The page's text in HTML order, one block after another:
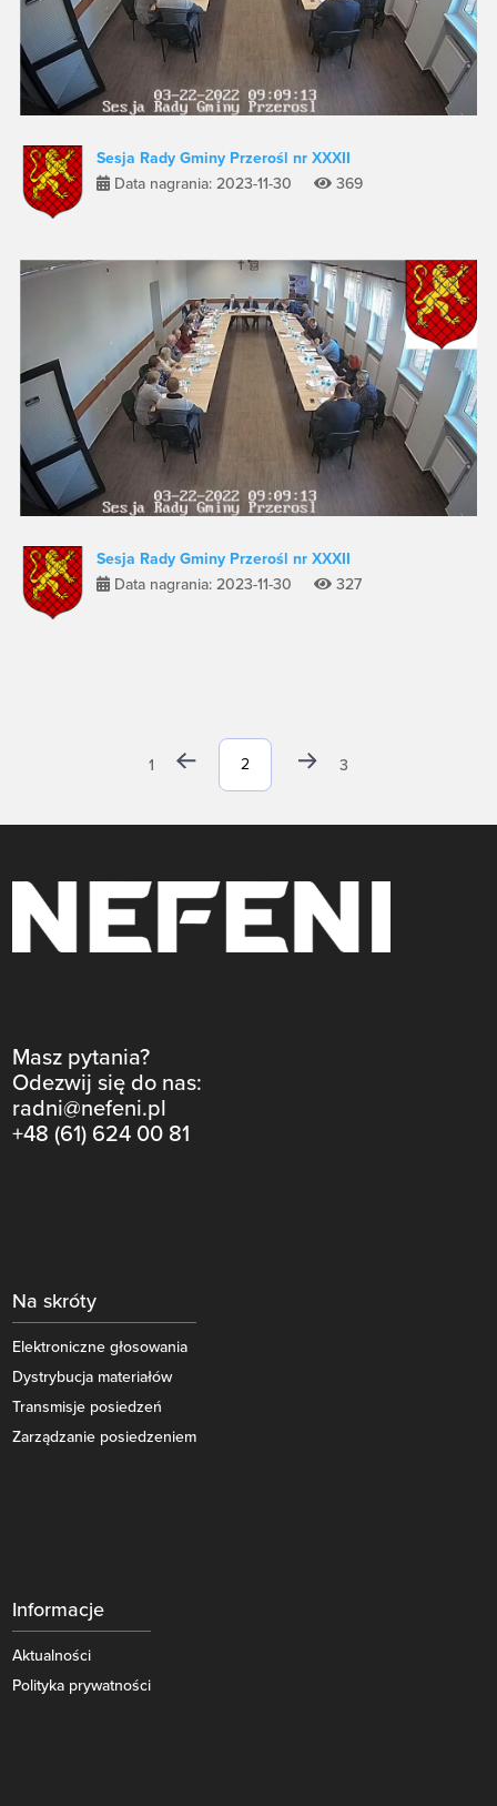
Sesja Rady Gminy Przerośl nr XXXII
Data nagrania: 2023-11-30
369
Sesja Rady Gminy Przerośl nr XXXII
Data nagrania: 2023-11-30
327
1 3
Masz pytania?
Odezwij się do nas:
radni@nefeni.pl
+48 (61) 624 00 81
Na skróty
Elektroniczne głosowania
Dystrybucja materiałów
Transmisje posiedzeń
Zarządzanie posiedzeniem
Informacje
Aktualności
Polityka prywatności